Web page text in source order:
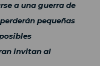
a una guerra de
pequeñas
invitan al